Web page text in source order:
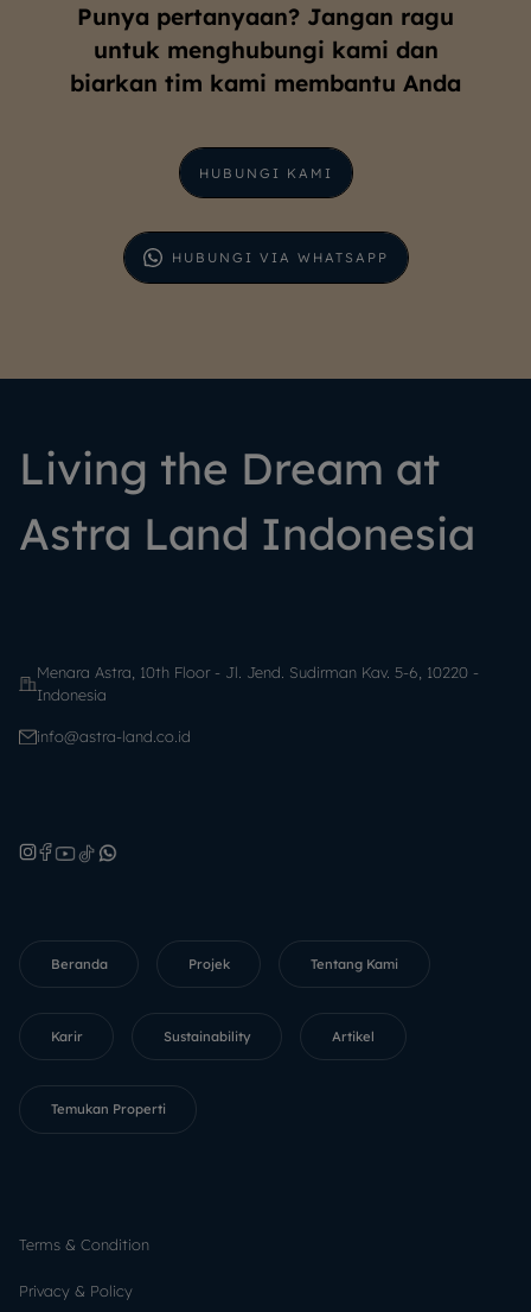
Punya pertanyaan? Jangan ragu
untuk menghubungi kami dan
biarkan tim kami membantu Anda
HUBUNGI KAMI
HUBUNGI VIA WHATSAPP
Living the Dream at
Astra Land Indonesia
Menara Astra, 10th Floor - Jl. Jend. Sudirman Kav. 5-6, 10220 -
Indonesia
info@astra-land.co.id
Beranda Projek Tentang Kami
Karir Sustainability Artikel
Temukan Properti
Terms & Condition
Privacy & Policy